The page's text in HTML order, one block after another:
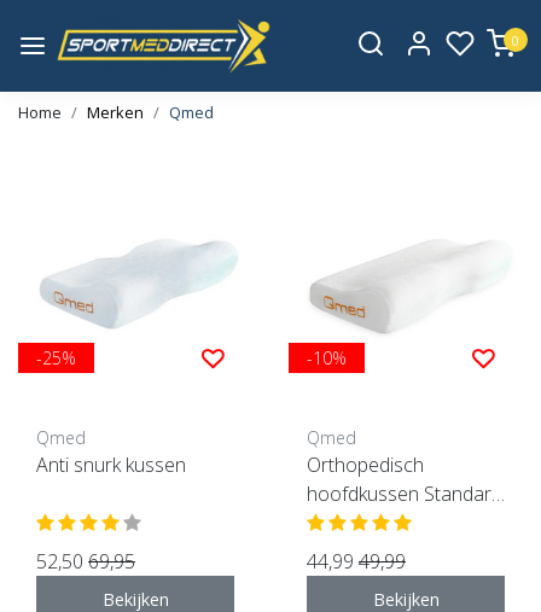
0
Home Merken Qmed
-25%
Qmed
Anti snurk kussen
52,50 69,95
Bekijken
-10%
Qmed
Orthopedisch
hoofdkussen Standard
Plus
44,99 49,99
Bekijken